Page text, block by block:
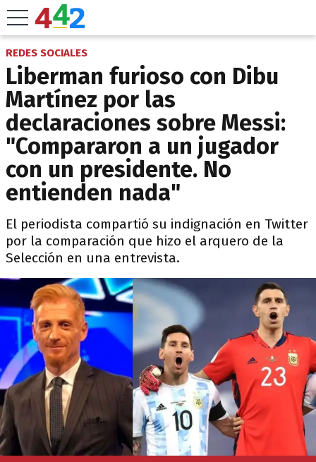
REDES SOCIALES
Liberman furioso con Dibu
Martínez por las
declaraciones sobre Messi:
"Compararon a un jugador
con un presidente. No
entienden nada"
El periodista compartió su indignación en Twitter
por la comparación que hizo el arquero de la
Selección en una entrevista.